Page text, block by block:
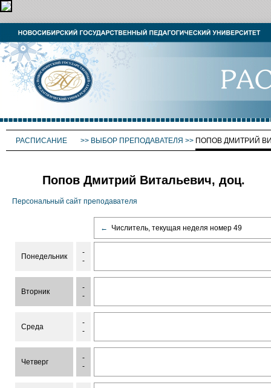
РАСПИСАНИЕ >> ВЫБОР ПРЕПОДАВАТЕЛЯ >> ПОПОВ ДМИТРИЙ
Попов Дмитрий Витальевич, доц.
Персональный сайт преподавателя
← Числитель, текущая неделя номер 49
Понедельник
-
-
Вторник
-
-
Среда
-
-
Четверг
-
-